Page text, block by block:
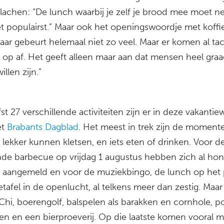
“De lunch waarbij je zelf je brood mee moet
populairst.” Maar ook het openingswoordje met
gebeurt helemaal niet zo veel. Maar er komen al
af. Het geeft alleen maar aan dat mensen heel
zijn.”
27 verschillende activiteiten zijn er in deze
Brabants Dagblad. Het meest in trek zijn de
kunnen kletsen, en iets eten of drinken. Voor
barbecue op vrijdag 1 augustus hebben zich al
aangemeld en voor de muziekbingo, de lunch op het
in de openlucht, al telkens meer dan zestig. Maar
boerengolf, balspelen als barakken en cornhole,
en een bierproeverij. Op die laatste komen vooral